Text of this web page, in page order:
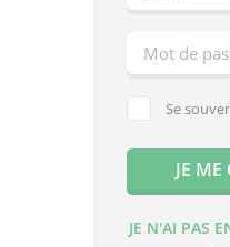
Se
JE N'AI PAS